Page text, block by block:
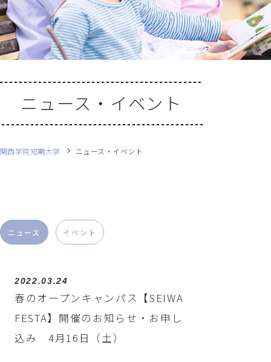
ニュース・イベント
関西学院短期大学 ニュース・イベント
ニュース イベント
2022.03.24
春のオープンキャンパス【SEIWA
FESTA】開催のお知らせ・お申し
込み 4月16日（土）